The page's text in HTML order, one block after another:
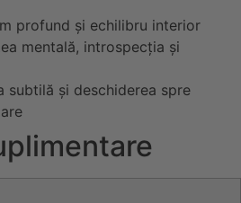
profund și echilibru interior
mentală, introspecția și
subtilă și deschiderea spre